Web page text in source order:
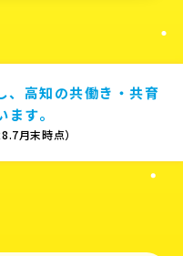
、高知の共働き・共育
す。
月末時点）